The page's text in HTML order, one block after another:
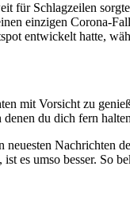
für Schlagzeilen
einzigen Corona-
entwickelt hatte,
mit Vorsicht zu
du dich fern
Nachrichten
ist es umso besser.